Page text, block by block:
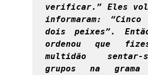
verificar.” Eles
informaram:
dois peixes”.
ordenou que
multidão
grupos na grama